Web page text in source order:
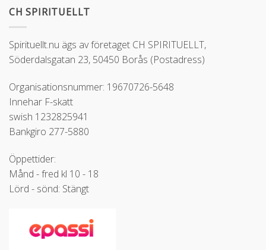
CH SPIRITUELLT
Spirituellt.nu ägs av företaget CH SPIRITUELLT,
Söderdalsgatan 23, 50450 Borås (Postadress)
Organisationsnummer: 19670726-5648
Innehar F-skatt
swish 1232825941
Bankgiro 277-5880
Öppettider:
Månd - fred kl 10 - 18
Lörd - sönd: Stängt